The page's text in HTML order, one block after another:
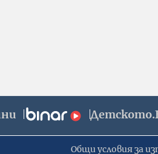
Общи условия за